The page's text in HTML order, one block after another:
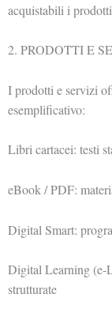
acquistabili i
2. PRODOTTI E
I prodotti e servizi
esemplificativo:
Libri cartacei: testi
eBook / PDF:
Digital Smart:
Digital Learning (e-
strutturate